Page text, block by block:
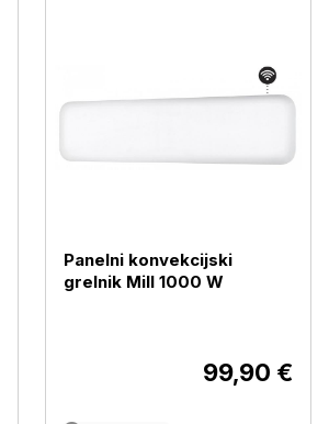
Panelni konvekcijski
grelnik Mill 1000 W
99,90 €